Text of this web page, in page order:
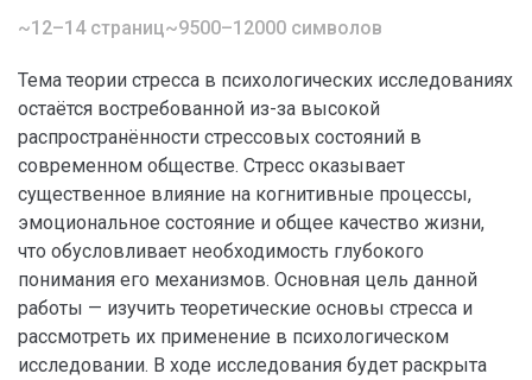
~12–14 страниц~9500–12000 символов
Тема теории стресса в психологических исследованиях
остаётся востребованной из-за высокой
распространённости стрессовых состояний в
современном обществе. Стресс оказывает
существенное влияние на когнитивные процессы,
эмоциональное состояние и общее качество жизни,
что обусловливает необходимость глубокого
понимания его механизмов. Основная цель данной
работы — изучить теоретические основы стресса и
рассмотреть их применение в психологическом
исследовании. В ходе исследования будет раскрыта